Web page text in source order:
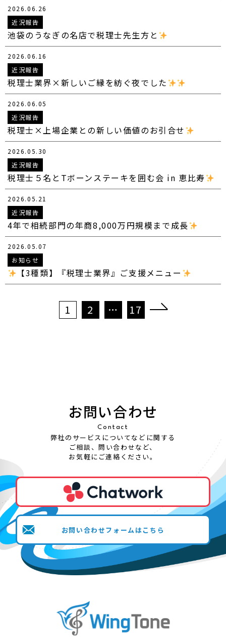
2026.06.26
近況報告
池袋のうなぎの名店で税理士先生方と
2026.06.16
近況報告
税理士業界×新しいご縁を紡ぐ夜でした
2026.06.05
近況報告
税理士×上場企業との新しい価値のお引合せ
2026.05.30
近況報告
税理士５名とTボーンステーキを囲む会 in 恵比寿
2026.05.21
近況報告
4年で相続部門の年商8,000万円規模まで成長
2026.05.07
お知らせ
【3種類】『税理士業界』ご支援メニュー
1 2 … 17
お問い合わせ
Contact
弊社のサービスについてなどに関する
ご相談、問い合わせなど、
お気軽にご連絡ください。
お問い合わせフォームはこちら